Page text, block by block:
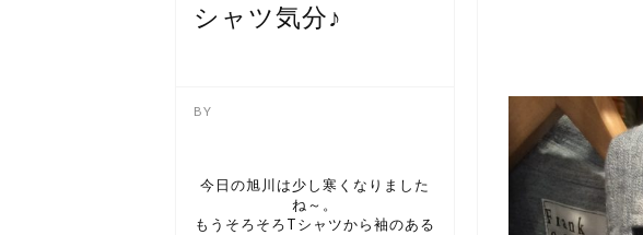
シャツ気分♪
今日の旭川は少し寒くなりました
ね～。
もうそろそろTシャツから袖のある